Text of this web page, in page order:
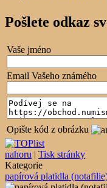
Pošlete odkaz
Vaše jméno
Email Vašeho známého
Opište kód z obrázku
nahoru | Tisk stránky
Kategorie
papírová platidla